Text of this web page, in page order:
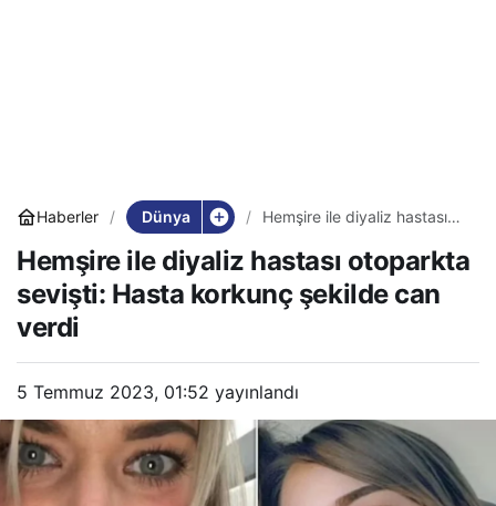
Haberler Dünya
Hemşire ile diyaliz hastası
korkunç şekilde can verdi
Hemşire ile diyaliz hastası otoparkta
sevişti: Hasta korkunç şekilde can
verdi
5 Temmuz 2023, 01:52 yayınlandı